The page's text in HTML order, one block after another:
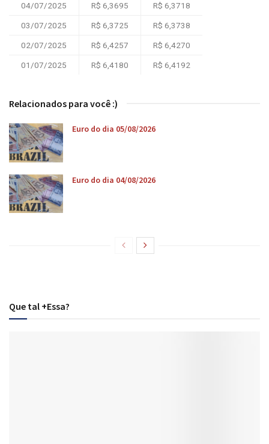
04/07/2025 R$ 6,3695 R$ 6,3718
03/07/2025 R$ 6,3725 R$ 6,3738
02/07/2025 R$ 6,4257 R$ 6,4270
01/07/2025 R$ 6,4180 R$ 6,4192
Relacionados para você :)
Euro do dia 05/08/2026
Euro do dia 04/08/2026
Que tal +Essa?